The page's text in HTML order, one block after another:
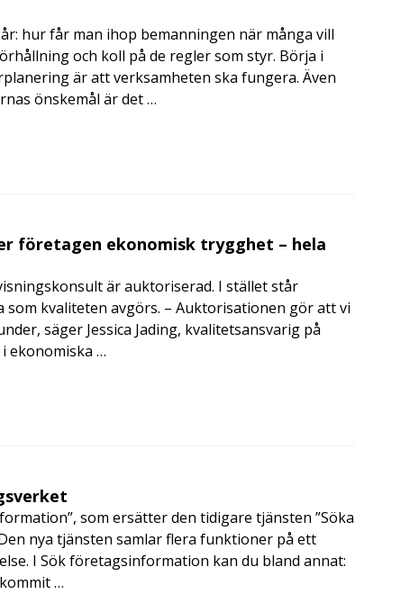
hur får man ihop bemanningen när många vill
och koll på de regler som styr. Börja i
är att verksamheten ska fungera. Även
önskemål är det …
företagen ekonomisk trygghet – hela
är auktoriserad. I stället står
kvaliteten avgörs. – Auktorisationen gör att vi
säger Jessica Jading, kvalitetsansvarig på
ekonomiska …
som ersätter den tidigare tjänsten ”Söka
nya tjänsten samlar flera funktioner på ett
I Sök företagsinformation kan du bland annat:
…